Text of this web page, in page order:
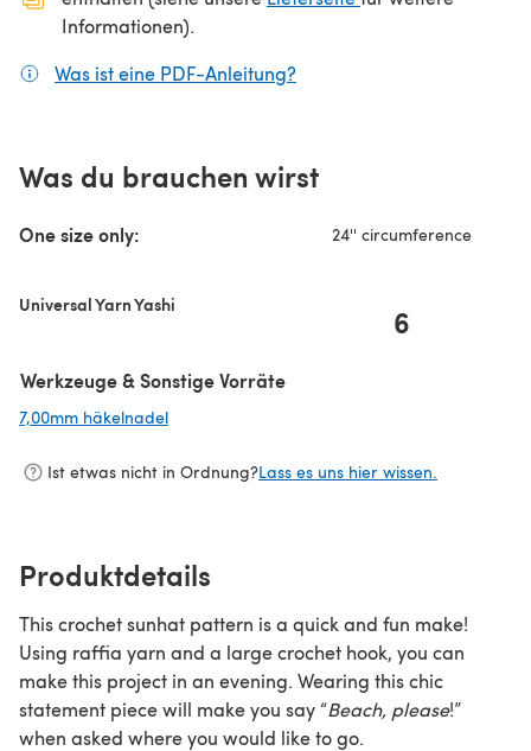
Informationen).
Was ist eine PDF-Anleitung?
Was du brauchen wirst
One size only: 24'' circumference
Universal Yarn Yashi 6
Werkzeuge & Sonstige Vorräte
7,00mm häkelnadel
Ist etwas nicht in Ordnung?Lass es uns hier wissen.
Produktdetails
This crochet sunhat pattern is a quick and fun make!
Using raffia yarn and a large crochet hook, you can
make this project in an evening. Wearing this chic
statement piece will make you say “Beach, please!”
when asked where you would like to go.